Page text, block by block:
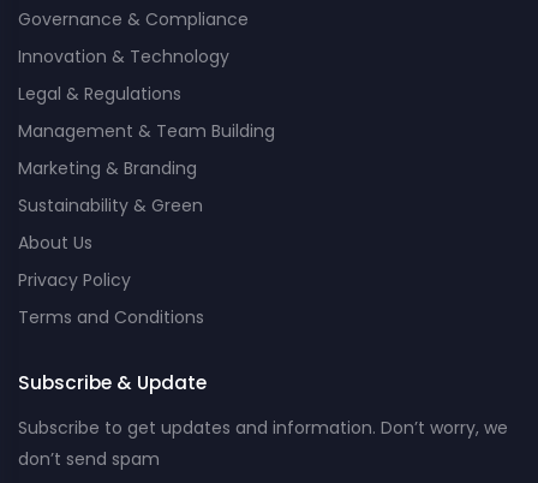
Governance & Compliance
Innovation & Technology
Legal & Regulations
Management & Team Building
Marketing & Branding
Sustainability & Green
About Us
Privacy Policy
Terms and Conditions
Subscribe & Update
Subscribe to get updates and information. Don’t worry, we
don’t send spam